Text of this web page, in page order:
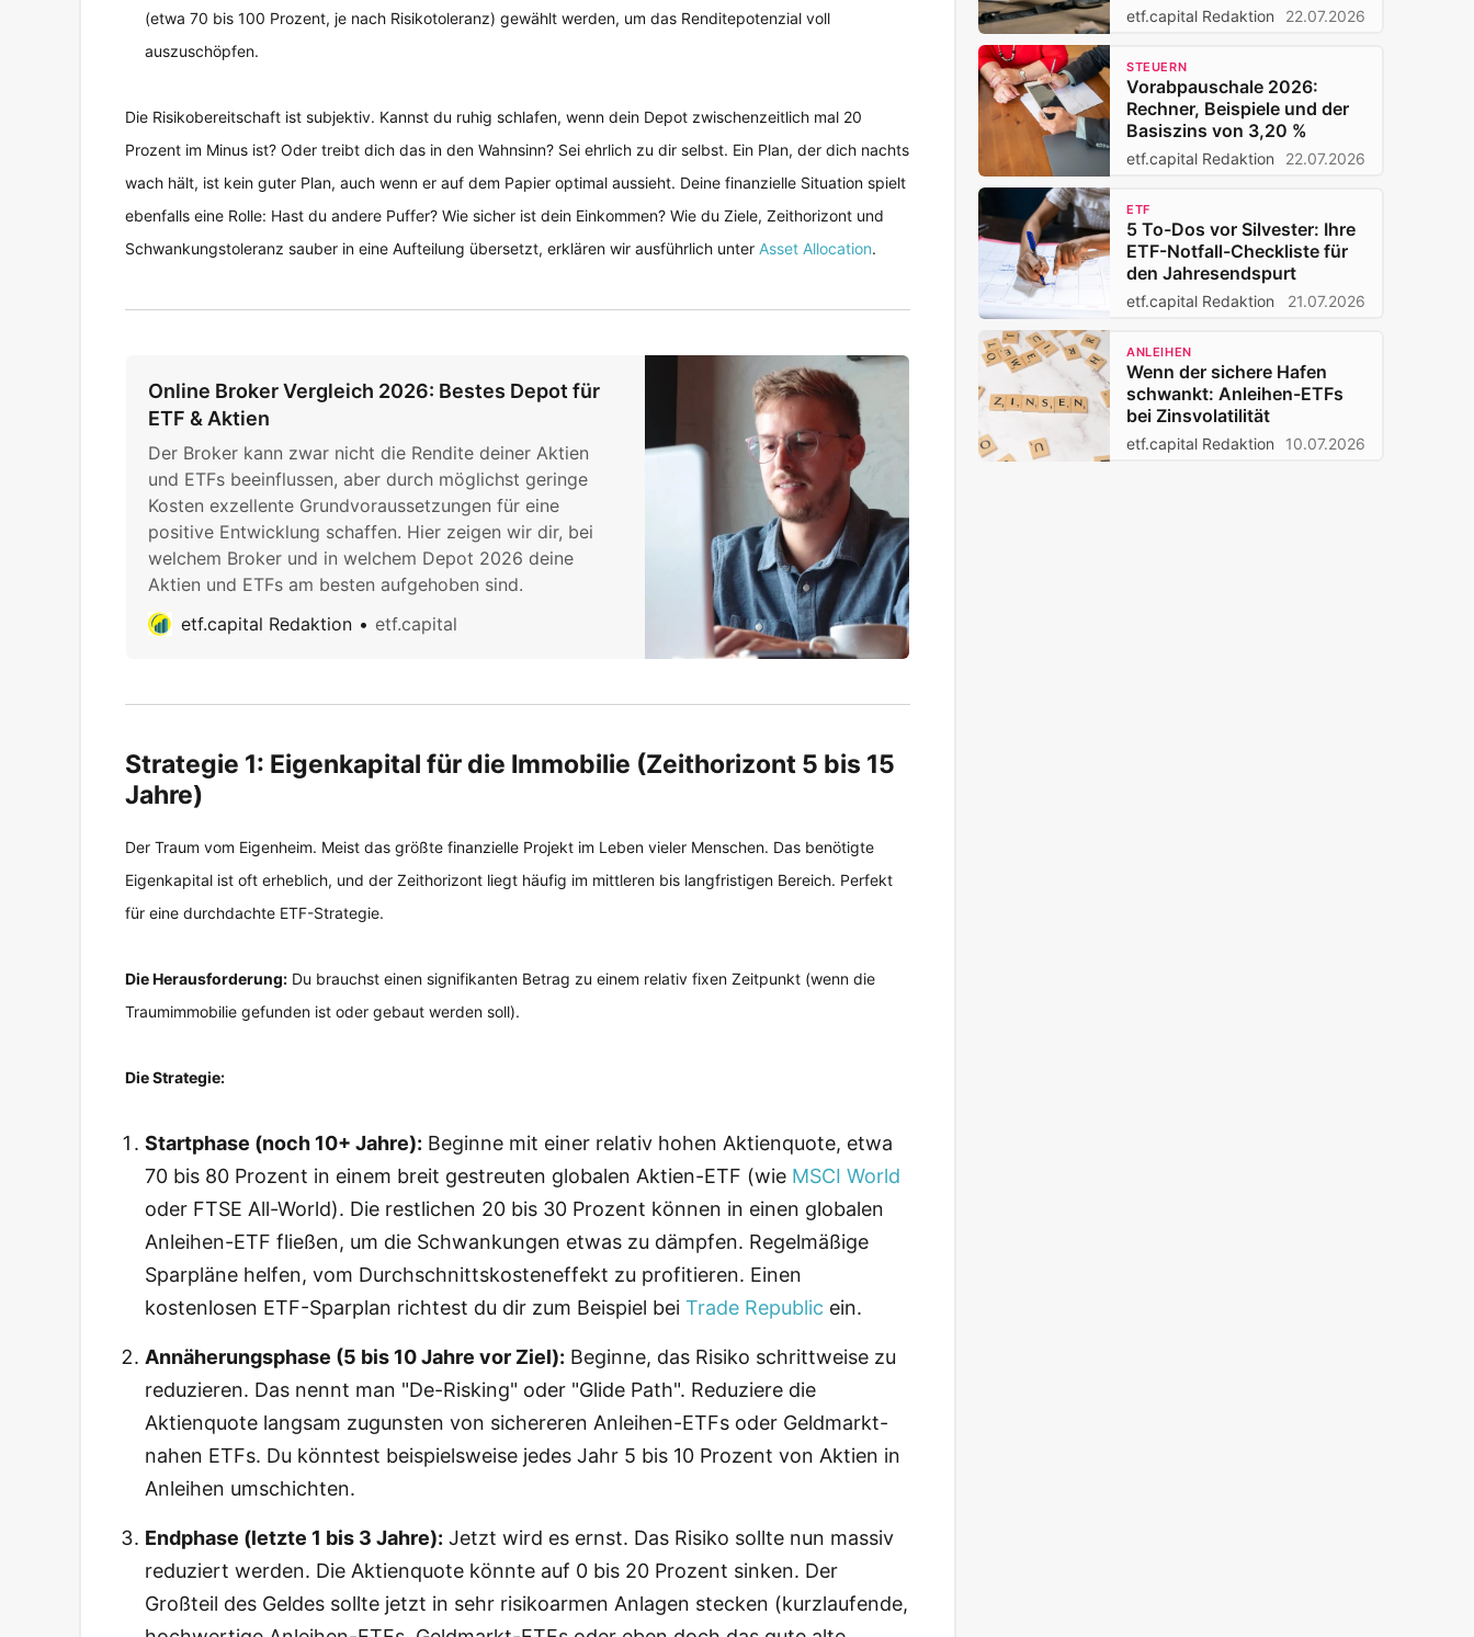
(etwa 70 bis 100 Prozent, je nach Risikotoleranz) gewählt werden, um das Renditepotenzial voll
auszuschöpfen.
Die Risikobereitschaft ist subjektiv. Kannst du ruhig schlafen, wenn dein Depot zwischenzeitlich mal 20
Prozent im Minus ist? Oder treibt dich das in den Wahnsinn? Sei ehrlich zu dir selbst. Ein Plan, der dich nachts
wach hält, ist kein guter Plan, auch wenn er auf dem Papier optimal aussieht. Deine finanzielle Situation spielt
ebenfalls eine Rolle: Hast du andere Puffer? Wie sicher ist dein Einkommen? Wie du Ziele, Zeithorizont und
Schwankungstoleranz sauber in eine Aufteilung übersetzt, erklären wir ausführlich unter Asset Allocation.
Online Broker Vergleich 2026: Bestes Depot für
ETF & Aktien
Der Broker kann zwar nicht die Rendite deiner Aktien
und ETFs beeinflussen, aber durch möglichst geringe
Kosten exzellente Grundvoraussetzungen für eine
positive Entwicklung schaffen. Hier zeigen wir dir, bei
welchem Broker und in welchem Depot 2026 deine
Aktien und ETFs am besten aufgehoben sind.
etf.capital Redaktion
etf.capital
Strategie 1: Eigenkapital für die Immobilie (Zeithorizont 5 bis 15
Jahre)
Der Traum vom Eigenheim. Meist das größte finanzielle Projekt im Leben vieler Menschen. Das benötigte
Eigenkapital ist oft erheblich, und der Zeithorizont liegt häufig im mittleren bis langfristigen Bereich. Perfekt
für eine durchdachte ETF-Strategie.
Die Herausforderung: Du brauchst einen signifikanten Betrag zu einem relativ fixen Zeitpunkt (wenn die
Traumimmobilie gefunden ist oder gebaut werden soll).
Die Strategie:
Startphase (noch 10+ Jahre): Beginne mit einer relativ hohen Aktienquote, etwa
70 bis 80 Prozent in einem breit gestreuten globalen Aktien-ETF (wie MSCI World
oder FTSE All-World). Die restlichen 20 bis 30 Prozent können in einen globalen
Anleihen-ETF fließen, um die Schwankungen etwas zu dämpfen. Regelmäßige
Sparpläne helfen, vom Durchschnittskosteneffekt zu profitieren. Einen
kostenlosen ETF-Sparplan richtest du dir zum Beispiel bei Trade Republic ein.
Annäherungsphase (5 bis 10 Jahre vor Ziel): Beginne, das Risiko schrittweise zu
reduzieren. Das nennt man "De-Risking" oder "Glide Path". Reduziere die
Aktienquote langsam zugunsten von sichereren Anleihen-ETFs oder Geldmarkt-
nahen ETFs. Du könntest beispielsweise jedes Jahr 5 bis 10 Prozent von Aktien in
Anleihen umschichten.
Endphase (letzte 1 bis 3 Jahre): Jetzt wird es ernst. Das Risiko sollte nun massiv
reduziert werden. Die Aktienquote könnte auf 0 bis 20 Prozent sinken. Der
Großteil des Geldes sollte jetzt in sehr risikoarmen Anlagen stecken (kurzlaufende,
etf.capital Redaktion 22.07.2026
STEUERN
Vorabpauschale 2026:
Rechner, Beispiele und der
Basiszins von 3,20 %
etf.capital Redaktion 22.07.2026
ETF
5 To-Dos vor Silvester: Ihre
ETF-Notfall-Checkliste für
den Jahresendspurt
etf.capital Redaktion 21.07.2026
ANLEIHEN
Wenn der sichere Hafen
schwankt: Anleihen-ETFs
bei Zinsvolatilität
etf.capital Redaktion 10.07.2026